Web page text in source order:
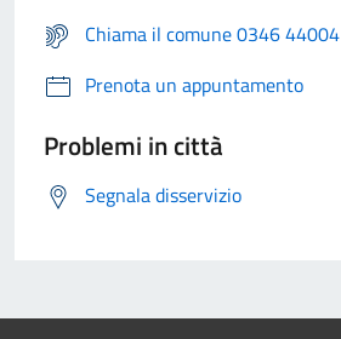
Chiama il comune 0346 44004
Prenota un appuntamento
Problemi in città
Segnala disservizio